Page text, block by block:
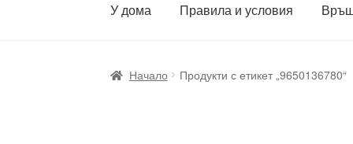
У дома
Правила и условия
Начало Продукти с етикет „9650136780“